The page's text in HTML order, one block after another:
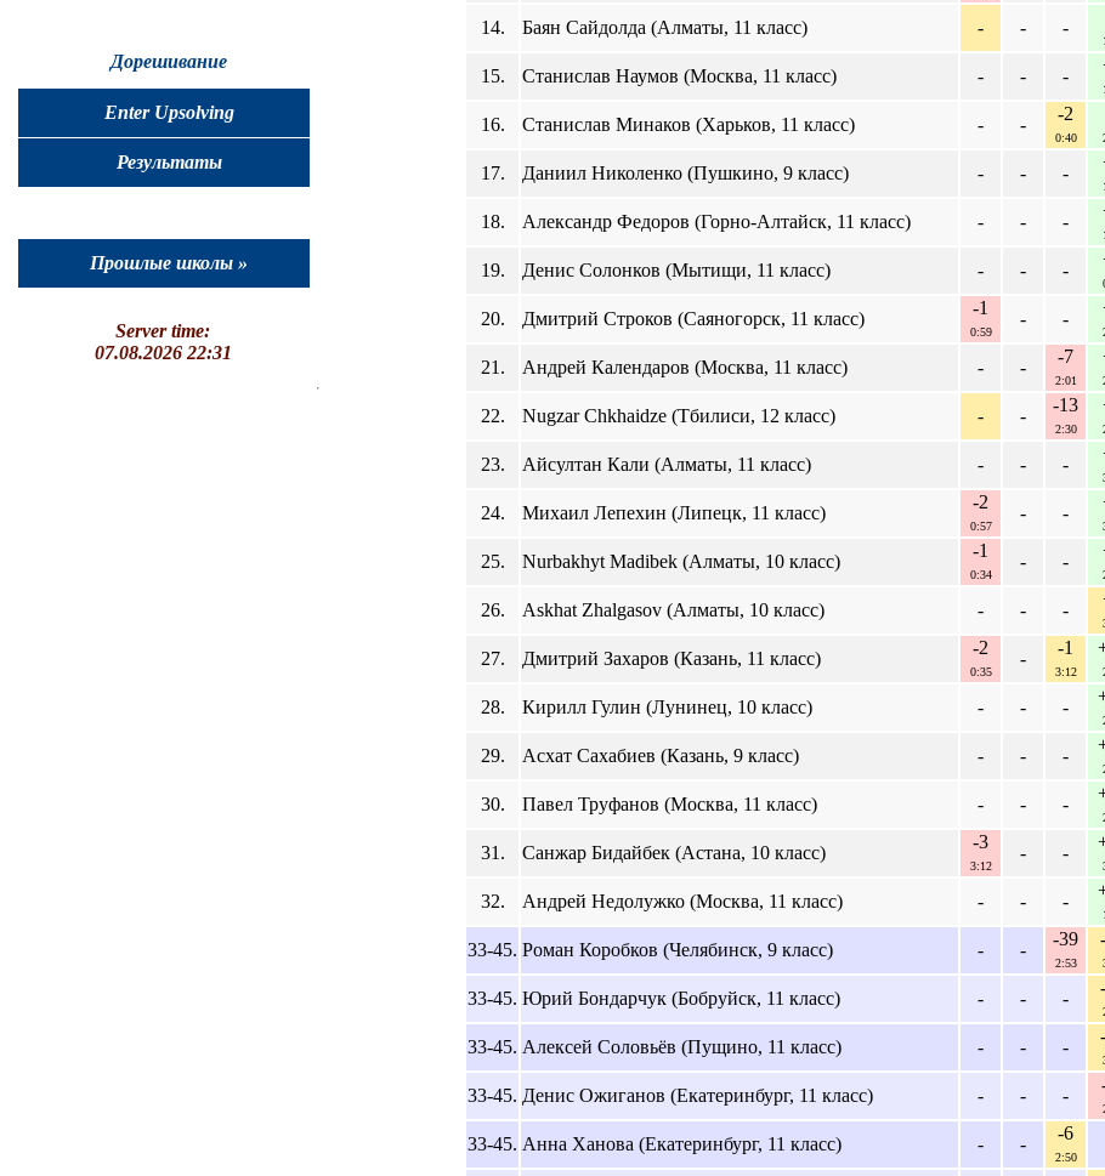
Дорешивание
Enter Upsolving
Результаты
Прошлые школы »
Server time:
07.08.2026 22:31
14. Баян Сайдолда (Алматы, 11 класс) - - -
15. Станислав Наумов (Москва, 11 класс) - - -
16. Станислав Минаков (Харьков, 11 класс) - -
-2
0:40
17. Даниил Николенко (Пушкино, 9 класс) - - -
18. Александр Федоров (Горно-Алтайск, 11 класс) - - -
19. Денис Солонков (Мытищи, 11 класс) - - -
20. Дмитрий Строков (Саяногорск, 11 класс)
-1
0:59
- -
21. Андрей Календаров (Москва, 11 класс) - -
-7
2:01
22. Nugzar Chkhaidze (Тбилиси, 12 класс) - -
-13
2:30
23. Айсултан Кали (Алматы, 11 класс) - - -
24. Михаил Лепехин (Липецк, 11 класс)
-2
0:57
- -
25. Nurbakhyt Madibek (Алматы, 10 класс)
-1
0:34
- -
26. Askhat Zhalgasov (Алматы, 10 класс) - - -
27. Дмитрий Захаров (Казань, 11 класс)
-2
0:35
-
-1
3:12
28. Кирилл Гулин (Лунинец, 10 класс) - - -
29. Асхат Сахабиев (Казань, 9 класс) - - -
30. Павел Труфанов (Москва, 11 класс) - - -
31. Санжар Бидайбек (Астана, 10 класс)
-3
3:12
- -
32. Андрей Недолужко (Москва, 11 класс) - - -
33-45. Роман Коробков (Челябинск, 9 класс) - -
-39
2:53
33-45. Юрий Бондарчук (Бобруйск, 11 класс) - - -
33-45. Алексей Соловьёв (Пущино, 11 класс) - - -
33-45. Денис Ожиганов (Екатеринбург, 11 класс) - - -
33-45. Анна Ханова (Екатеринбург, 11 класс) - -
-6
2:50